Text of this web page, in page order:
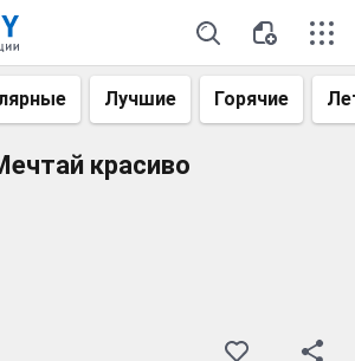
Лучшие Горячие
красиво